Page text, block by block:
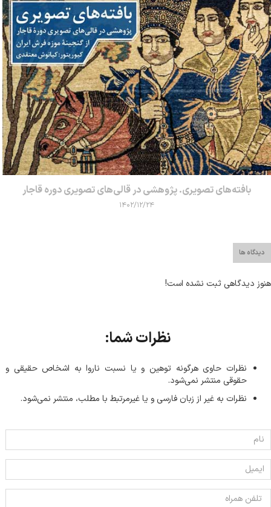
بافته‌های تصویری. پژوهشی در قالی‌های تصویری دوره قاجار
۱۴۰۲/۱۲/۲۴
دیدگاه ها
هنوز دیدگاهی ثبت نشده است!
نظرات شما:
نظرات حاوی هرگونه توهین و یا نسبت ناروا به اشخاص حقیقی و
حقوقی منتشر نمی‌شود.
نظرات به غیر از زبان فارسی و یا غیر‌مرتبط با مطلب، منتشر نمی‌شود.